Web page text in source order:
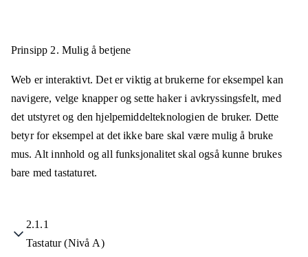
Prinsipp 2. Mulig å betjene
Web er interaktivt. Det er viktig at brukerne for eksempel kan
navigere, velge knapper og sette haker i avkryssingsfelt, med
det utstyret og den hjelpemiddelteknologien de bruker. Dette
betyr for eksempel at det ikke bare skal være mulig å bruke
mus. Alt innhold og all funksjonalitet skal også kunne brukes
bare med tastaturet.
2.1.1
Tastatur (Nivå A)